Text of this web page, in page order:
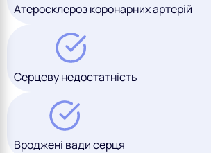
Атеросклероз коронарних артерій
Серцеву недостатність
Вроджені вади серця